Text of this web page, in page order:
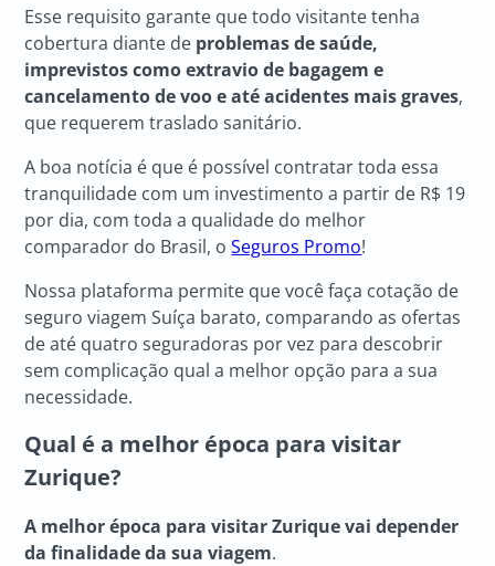
Esse requisito garante que todo visitante tenha
cobertura diante de problemas de saúde,
imprevistos como extravio de bagagem e
cancelamento de voo e até acidentes mais graves,
que requerem traslado sanitário.
A boa notícia é que é possível contratar toda essa
tranquilidade com um investimento a partir de R$ 19
por dia, com toda a qualidade do melhor
comparador do Brasil, oSeguros Promo!
Nossa plataforma permite que você faça cotação de
seguro viagem Suíça barato, comparando as ofertas
de até quatro seguradoras por vez para descobrir
sem complicação qual a melhor opção para a sua
necessidade.
Qual é a melhor época para visitar
Zurique?
A melhor época para visitar Zuriquevai depender
da finalidade da sua viagem.